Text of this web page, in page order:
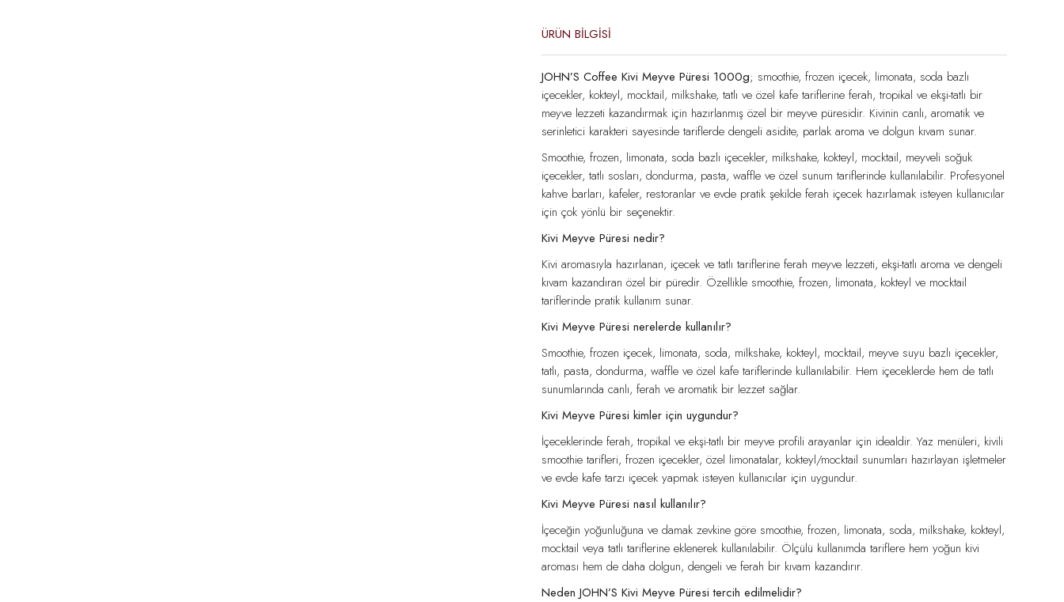
ÜRÜN BİLGİSİ
JOHN’S Coffee Kivi Meyve Püresi 1000g; smoothie, frozen içecek, limonata, soda bazlı
içecekler, kokteyl, mocktail, milkshake, tatlı ve özel kafe tariflerine ferah, tropikal ve ekşi-tatlı bir
meyve lezzeti kazandırmak için hazırlanmış özel bir meyve püresidir. Kivinin canlı, aromatik ve
serinletici karakteri sayesinde tariflerde dengeli asidite, parlak aroma ve dolgun kıvam sunar.
Smoothie, frozen, limonata, soda bazlı içecekler, milkshake, kokteyl, mocktail, meyveli soğuk
içecekler, tatlı sosları, dondurma, pasta, waffle ve özel sunum tariflerinde kullanılabilir. Profesyonel
kahve barları, kafeler, restoranlar ve evde pratik şekilde ferah içecek hazırlamak isteyen kullanıcılar
için çok yönlü bir seçenektir.
Kivi Meyve Püresi nedir?
Kivi aromasıyla hazırlanan, içecek ve tatlı tariflerine ferah meyve lezzeti, ekşi-tatlı aroma ve dengeli
kıvam kazandıran özel bir püredir. Özellikle smoothie, frozen, limonata, kokteyl ve mocktail
tariflerinde pratik kullanım sunar.
Kivi Meyve Püresi nerelerde kullanılır?
Smoothie, frozen içecek, limonata, soda, milkshake, kokteyl, mocktail, meyve suyu bazlı içecekler,
tatlı, pasta, dondurma, waffle ve özel kafe tariflerinde kullanılabilir. Hem içeceklerde hem de tatlı
sunumlarında canlı, ferah ve aromatik bir lezzet sağlar.
Kivi Meyve Püresi kimler için uygundur?
İçeceklerinde ferah, tropikal ve ekşi-tatlı bir meyve profili arayanlar için idealdir. Yaz menüleri, kivili
smoothie tarifleri, frozen içecekler, özel limonatalar, kokteyl/mocktail sunumları hazırlayan işletmeler
ve evde kafe tarzı içecek yapmak isteyen kullanıcılar için uygundur.
Kivi Meyve Püresi nasıl kullanılır?
İçeceğin yoğunluğuna ve damak zevkine göre smoothie, frozen, limonata, soda, milkshake, kokteyl,
mocktail veya tatlı tariflerine eklenerek kullanılabilir. Ölçülü kullanımda tariflere hem yoğun kivi
aroması hem de daha dolgun, dengeli ve ferah bir kıvam kazandırır.
Neden JOHN’S Kivi Meyve Püresi tercih edilmelidir?